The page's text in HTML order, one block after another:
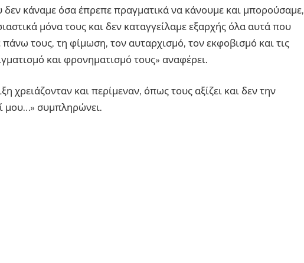
κάναμε όσα έπρεπε πραγματικά να κάνουμε και μπορούσαμε,
μόνα τους και δεν καταγγείλαμε εξαρχής όλα αυτά που
πάνω τους, τη φίμωση, τον αυταρχισμό, τον εκφοβισμό και τις
και φρονηματισμό τους» αναφέρει.
χρειάζονταν και περίμεναν, όπως τους αξίζει και δεν την
μου…» συμπληρώνει.